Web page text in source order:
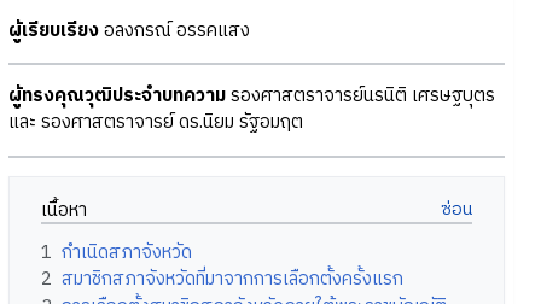
ผู้เรียบเรียงอลงกรณ์ อรรคแสง
ผู้ทรงคุณวุฒิประจำบทความรองศาสตราจารย์นรนิติ เศรษฐบุตร
และ รองศาสตราจารย์ ดร.นิยม รัฐอมฤต
เนื้อหา
1 กำเนิดสภาจังหวัด
2 สมาชิกสภาจังหวัดที่มาจากการเลือกตั้งครั้งแรก